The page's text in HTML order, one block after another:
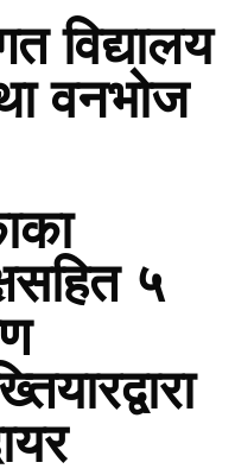
विद्यालय
वनभोज
५